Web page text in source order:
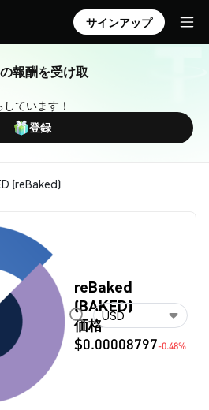
サインアップ
の報酬を受け取
ています！
登録
(reBaked)
reBaked
(BAKED)
価格
$0.00008797-0.48%
USD